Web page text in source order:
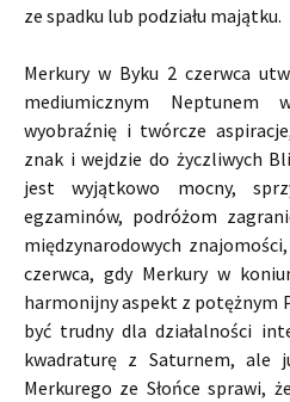
ze spadku lub podziału majątku.
Merkury w Byku 2 czerwca
mediumicznym
wyobraźnię i twórcze
znak i wejdzie do życzliwych
jest wyjątkowo mocny,
egzaminów, podróżom
międzynarodowych
czerwca, gdy Merkury w
harmonijny aspekt z potężnym
być trudny dla działalności
kwadraturę z Saturnem, ale
Merkurego ze Słońce sprawi,